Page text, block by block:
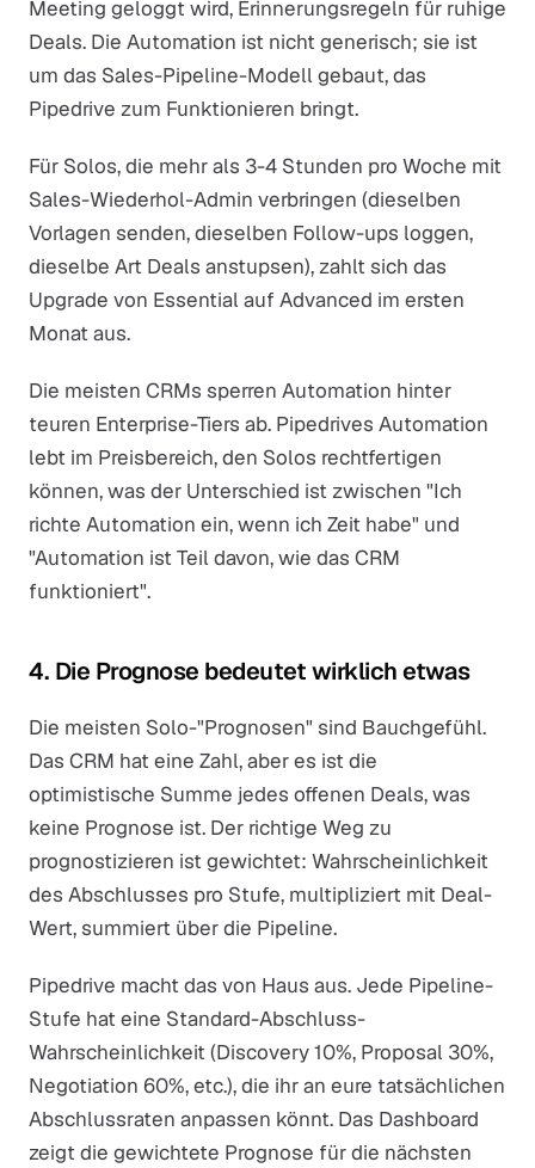
Meeting geloggt wird, Erinnerungsregeln für ruhige
Deals. Die Automation ist nicht generisch; sie ist
um das Sales-Pipeline-Modell gebaut, das
Pipedrive zum Funktionieren bringt.
Für Solos, die mehr als 3-4 Stunden pro Woche mit
Sales-Wiederhol-Admin verbringen (dieselben
Vorlagen senden, dieselben Follow-ups loggen,
dieselbe Art Deals anstupsen), zahlt sich das
Upgrade von Essential auf Advanced im ersten
Monat aus.
Die meisten CRMs sperren Automation hinter
teuren Enterprise-Tiers ab. Pipedrives Automation
lebt im Preisbereich, den Solos rechtfertigen
können, was der Unterschied ist zwischen "Ich
richte Automation ein, wenn ich Zeit habe" und
"Automation ist Teil davon, wie das CRM
funktioniert".
4. Die Prognose bedeutet wirklich etwas
Die meisten Solo-"Prognosen" sind Bauchgefühl.
Das CRM hat eine Zahl, aber es ist die
optimistische Summe jedes offenen Deals, was
keine Prognose ist. Der richtige Weg zu
prognostizieren ist gewichtet: Wahrscheinlichkeit
des Abschlusses pro Stufe, multipliziert mit Deal-
Wert, summiert über die Pipeline.
Pipedrive macht das von Haus aus. Jede Pipeline-
Stufe hat eine Standard-Abschluss-
Wahrscheinlichkeit (Discovery 10%, Proposal 30%,
Negotiation 60%, etc.), die ihr an eure tatsächlichen
Abschlussraten anpassen könnt. Das Dashboard
zeigt die gewichtete Prognose für die nächsten